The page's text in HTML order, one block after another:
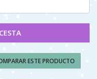
ESTE PRODUCTO